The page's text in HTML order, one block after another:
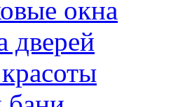
окна
дверей